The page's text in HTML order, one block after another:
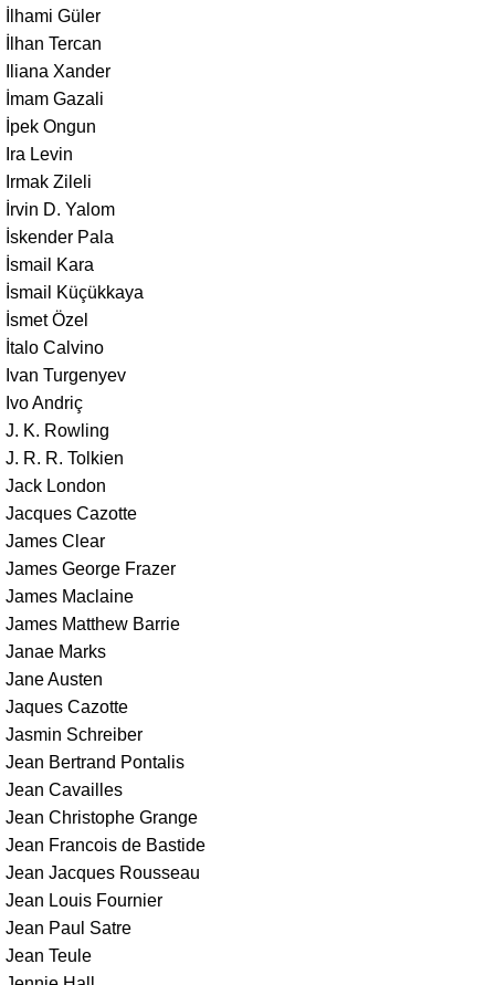
İlhami Güler
İlhan Tercan
Iliana Xander
İmam Gazali
İpek Ongun
Ira Levin
Irmak Zileli
İrvin D. Yalom
İskender Pala
İsmail Kara
İsmail Küçükkaya
İsmet Özel
İtalo Calvino
Ivan Turgenyev
Ivo Andriç
J. K. Rowling
J. R. R. Tolkien
Jack London
Jacques Cazotte
James Clear
James George Frazer
James Maclaine
James Matthew Barrie
Janae Marks
Jane Austen
Jaques Cazotte
Jasmin Schreiber
Jean Bertrand Pontalis
Jean Cavailles
Jean Christophe Grange
Jean Francois de Bastide
Jean Jacques Rousseau
Jean Louis Fournier
Jean Paul Satre
Jean Teule